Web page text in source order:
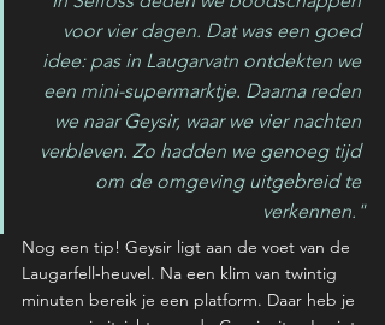
voor vier dagen. Dat was een goed
idee: pas in Laugarvatn ontdekten we
een mini-supermarktje. Daarna reden
we naar Geysir, waar we vier nachten
verbleven. Zo hadden we genoeg tijd
om de omgeving uitgebreid te
verkennen."
Nog een tip! Geysir ligt aan de voet van de
Laugarfell-heuvel. Na een klim van twintig
minuten bereik je een platform. Daar heb je